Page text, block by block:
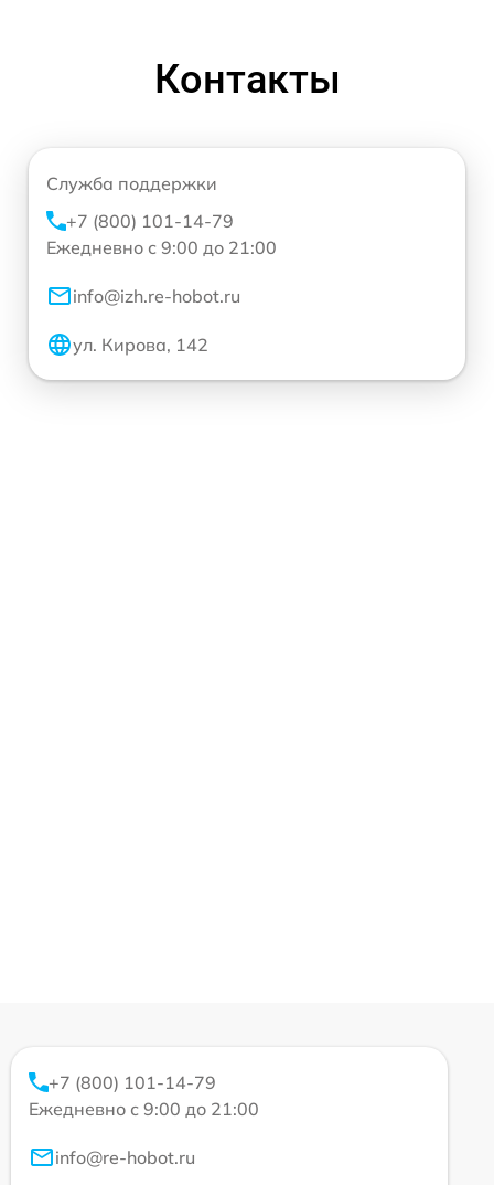
Контакты
Служба поддержки
+7 (800) 101-14-79
Ежедневно с 9:00 до 21:00
info@izh.re-hobot.ru
ул. Кирова, 142
+7 (800) 101-14-79
Ежедневно с 9:00 до 21:00
info@re-hobot.ru